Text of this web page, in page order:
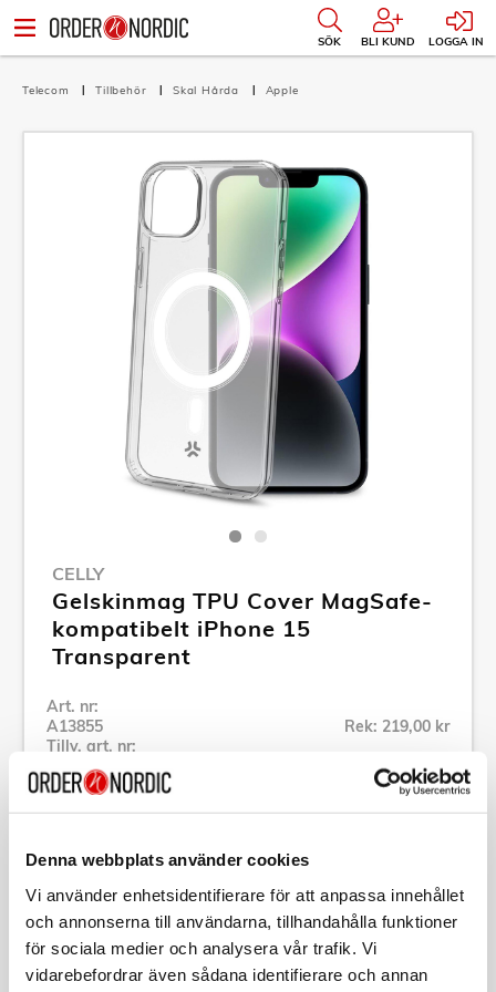
Denna webbplats använder cookies
Vi använder enhetsidentifierare för att anpassa innehållet
och annonserna till användarna, tillhandahålla funktioner
för sociala medier och analysera vår trafik. Vi
vidarebefordrar även sådana identifierare och annan
SÖK BLI KUND LOGGA IN
Telecom Tillbehör Skal Hårda Apple
CELLY
Gelskinmag TPU Cover MagSafe-
kompatibelt iPhone 15
Transparent
Art. nr:
A13855
Tillv. art. nr:
GELSKINMAG1108
Rek: 219,00 kr
Se alla produkter inom Celly
Specifikation
Beskrivning